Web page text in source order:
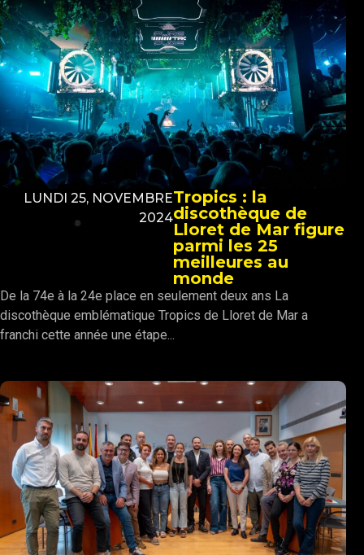
LUNDI 25, NOVEMBRE
2024
Tropics : la
discothèque de
Lloret de Mar figure
parmi les 25
meilleures au
monde
De la 74e à la 24e place en seulement deux ans La
discothèque emblématique Tropics de Lloret de Mar a
franchi cette année une étape...